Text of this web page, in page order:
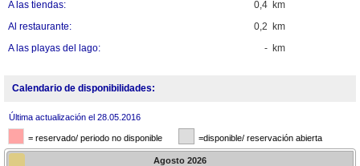
0,4 km
A las tiendas:
0,2 km
Al restaurante:
- km
A las playas del lago:
Calendario de disponibilidades:
Última actualización el 28.05.2016
= reservado/ periodo no disponible =disponible/ reservación abierta
Agosto 2026